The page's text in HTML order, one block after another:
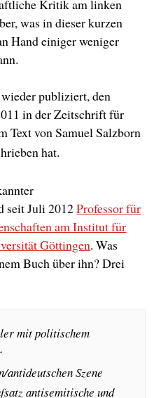
Kritik am linken
was in dieser kurzen
Hand einiger weniger
publiziert, den
in der Zeitschrift für
Text von Samuel Salzborn
hat.
seitJuli 2012Professor für
am Institut für
Göttingen. Was
Buch über ihn? Drei
mit politischem
Szene
antisemitische und